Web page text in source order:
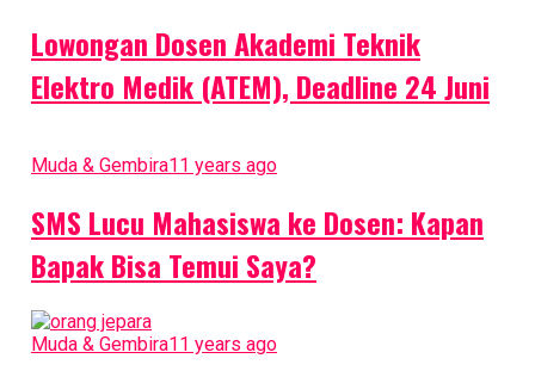
Lowongan Dosen Akademi Teknik
Elektro Medik (ATEM), Deadline 24 Juni
Muda & Gembira11 years ago
SMS Lucu Mahasiswa ke Dosen: Kapan
Bapak Bisa Temui Saya?
Muda & Gembira11 years ago